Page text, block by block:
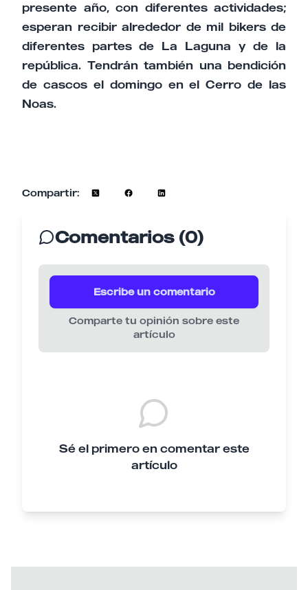
presente año, con diferentes actividades;
esperan recibir alrededor de mil bikers de
diferentes partes de La Laguna y de la
república. Tendrán también una bendición
de cascos el domingo en el Cerro de las
Noas.
Compartir:
Comentarios (0)
Escribe un comentario
Comparte tu opinión sobre este
artículo
Sé el primero en comentar este
artículo